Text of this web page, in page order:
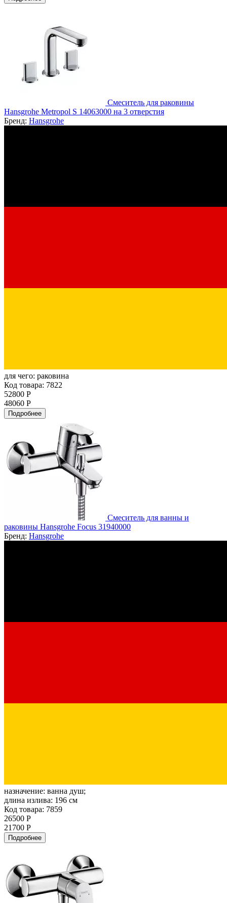
Смеситель для раковины
Hansgrohe Metropol S 14063000 на 3 отверстия
Бренд: Hansgrohe
для чего: раковина
Код товара: 7822
52800 Р
48060 Р
Подробнее
Смеситель для ванны и
раковины Hansgrohe Focus 31940000
Бренд: Hansgrohe
назначение: ванна душ;
длина излива: 196 см
Код товара: 7859
26500 Р
21700 Р
Подробнее